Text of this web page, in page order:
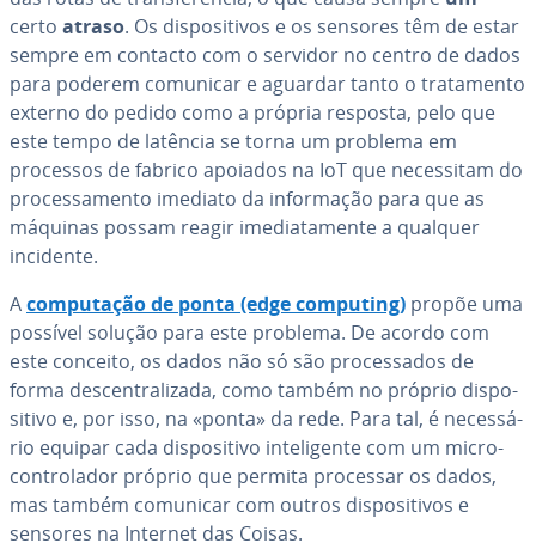
certo atraso. Os dis­po­si­ti­vos e os sensores têm de estar
sempre em contacto com o servidor no centro de dados
para poderem comunicar e aguardar tanto o tra­ta­mento
externo do pedido como a própria resposta, pelo que
este tempo de latência se torna um problema em
processos de fabrico apoiados na IoT que ne­ces­si­tam do
pro­ces­sa­mento imediato da in­for­ma­ção para que as
máquinas possam reagir ime­di­a­ta­mente a qualquer
incidente.
Acom­pu­ta­ção de ponta (edge computing) propõe uma
possível solução para este problema. De acordo com
este conceito, os dados não só são pro­ces­sa­dos de
forma des­cen­tra­li­zada, como também no próprio dis­po­
si­tivo e, por isso, na «ponta» da rede. Para tal, é ne­ces­sá­
rio equipar cada dis­po­si­tivo in­te­li­gente com um mi­cro­
con­tro­la­dor próprio que permita processar os dados,
mas também comunicar com outros dis­po­si­ti­vos e
sensores na Internet das Coisas.